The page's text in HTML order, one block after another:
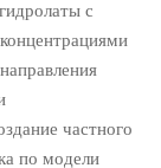
с
частного
по модели